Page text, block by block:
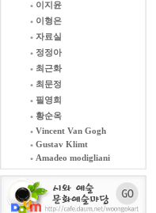
이지윤
이형은
자료실
정정아
최근화
최문정
필영희
황순옥
Vincent Van Gogh
Gustav Klimt
Amadeo modigliani